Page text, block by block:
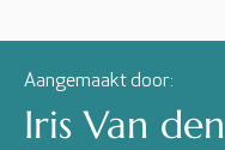
Aangemaakt door:
Iris Van den